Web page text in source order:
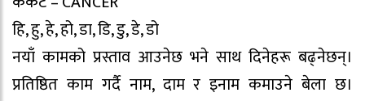
हि, हु, हे, हो, डा, डि, डु, डे, डो
नयाँ कामको प्रस्ताव आउनेछ भने साथ दिनेहरू बढ्नेछन्।
प्रतिष्ठित काम गर्दै नाम, दाम र इनाम कमाउने बेला छ।